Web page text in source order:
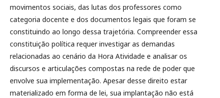
movimentos sociais, das lutas dos professores como
categoria docente e dos documentos legais que foram se
constituindo ao longo dessa trajetória. Compreender essa
constituição política requer investigar as demandas
relacionadas ao cenário da Hora Atividade e analisar os
discursos e articulações compostas na rede de poder que
envolve sua implementação. Apesar desse direito estar
materializado em forma de lei, sua implantação não está